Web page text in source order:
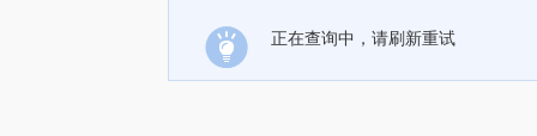
正在查询中，请刷新重试